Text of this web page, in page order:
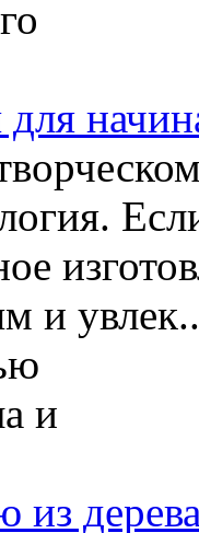
для
и
из